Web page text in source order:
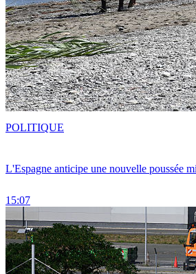
L'Espagne anticipe une nouvelle poussée
15:07
POLITIQUE